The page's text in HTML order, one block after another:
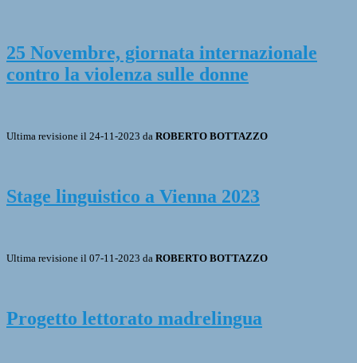
25 Novembre, giornata internazionale
contro la violenza sulle donne
Ultima revisione il 24-11-2023 da ROBERTO BOTTAZZO
Stage linguistico a Vienna 2023
Ultima revisione il 07-11-2023 da ROBERTO BOTTAZZO
Progetto lettorato madrelingua